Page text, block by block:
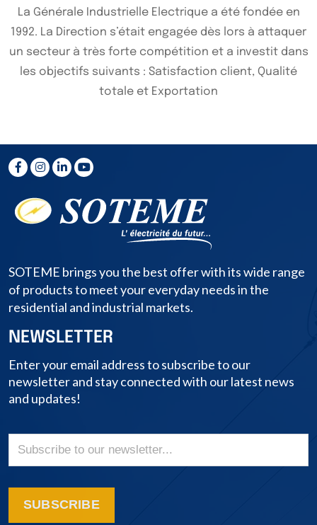
La Générale Industrielle Electrique a été fondée en
1992. La Direction s’était engagée dès lors à attaquer
un secteur à très forte compétition et a investit dans
les objectifs suivants : Satisfaction client, Qualité
totale et Exportation
SOTEME brings you the best offer with its wide range
of products to meet your everyday needs in the
residential and industrial markets.
NEWSLETTER
Enter your email address to subscribe to our
newsletter and stay connected with our latest news
and updates!
SUBSCRIBE